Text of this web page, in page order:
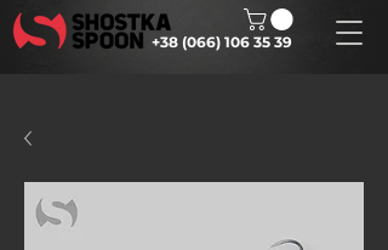
+38 (066) 106 35 39